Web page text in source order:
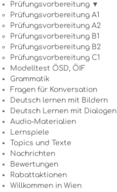
Prüfungsvorbereitung ▼
Prüfungsvorbereitung A1
Prüfungsvorbereitung A2
Prüfungsvorbereitung B1
Prüfungsvorbereitung B2
Prüfungsvorbereitung C1
Modelltest ÖSD, ÖIF
Grammatik
Fragen für Konversation
Deutsch lernen mit Bildern
Deutsch Lernen mit Dialogen
Audio-Materialien
Lernspiele
Topics und Texte
Nachrichten
Bewertungen
Rabattaktionen
Willkommen in Wien